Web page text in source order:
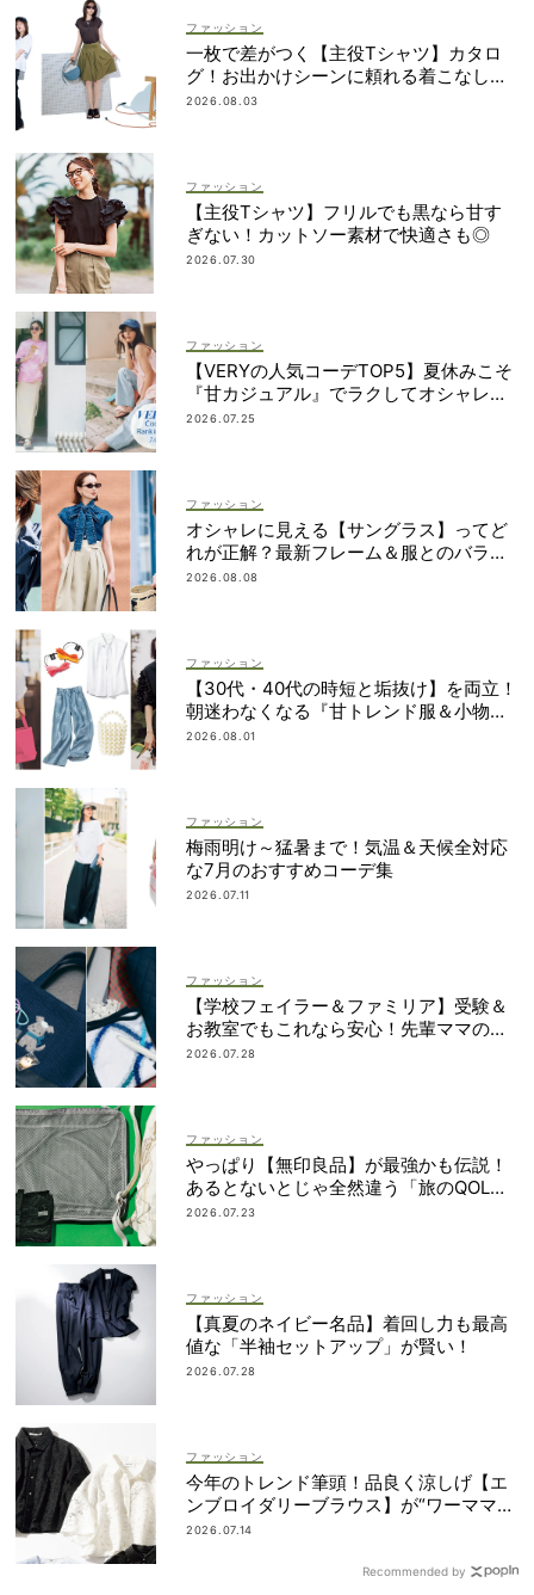
ファッション
一枚で差がつく【主役Tシャツ】カタロ
グ！お出かけシーンに頼れる着こなし実
例も
2026.08.03
ファッション
【主役Tシャツ】フリルでも黒なら甘す
ぎない！カットソー素材で快適さも◎
2026.07.30
ファッション
【VERYの人気コーデTOP5】夏休みこそ
『甘カジュアル』でラクしてオシャレ！
｜7/1〜10
2026.07.25
ファッション
オシャレに見える【サングラス】ってど
れが正解？最新フレーム＆服とのバラン
スを見て攻略！
2026.08.08
ファッション
【30代・40代の時短と垢抜け】を両立！
朝迷わなくなる『甘トレンド服＆小物』
最旬カタログ
2026.08.01
ファッション
梅雨明け～猛暑まで！気温＆天候全対応
な7月のおすすめコーデ集
2026.07.11
ファッション
【学校フェイラー＆ファミリア】受験＆
お教室でもこれなら安心！先輩ママの地
味見えしないネイビー小物
2026.07.28
ファッション
やっぱり【無印良品】が最強かも伝説！
あるとないとじゃ全然違う「旅のQOL爆
上げアイテム」
2026.07.23
ファッション
【真夏のネイビー名品】着回し力も最高
値な「半袖セットアップ」が賢い！
2026.07.28
ファッション
今年のトレンド筆頭！品良く涼しげ【エ
ンブロイダリーブラウス】が“ワーママの
新定番”
2026.07.14
Recommended by